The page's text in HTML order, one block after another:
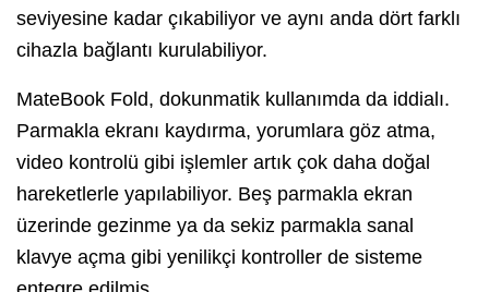
seviyesine kadar çıkabiliyor ve aynı anda dört farklı
cihazla bağlantı kurulabiliyor.
MateBook Fold, dokunmatik kullanımda da iddialı.
Parmakla ekranı kaydırma, yorumlara göz atma,
video kontrolü gibi işlemler artık çok daha doğal
hareketlerle yapılabiliyor. Beş parmakla ekran
üzerinde gezinme ya da sekiz parmakla sanal
klavye açma gibi yenilikçi kontroller de sisteme